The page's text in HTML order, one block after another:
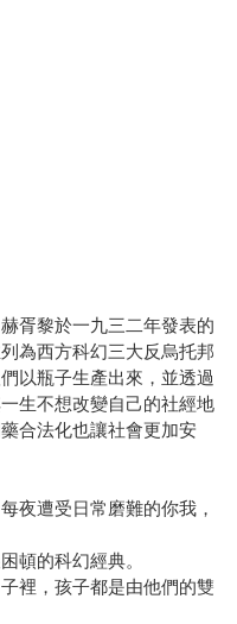
胥黎於一九三二年發表的
為西方科幻三大反烏托邦
以瓶子生產出來，並透過
生不想改變自己的社經地
合法化也讓社會更加安
夜遭受日常磨難的你我，
頓的科幻經典。
裡，孩子都是由他們的雙